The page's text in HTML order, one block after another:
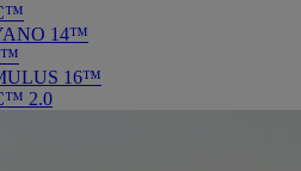
14™
16™
2.0